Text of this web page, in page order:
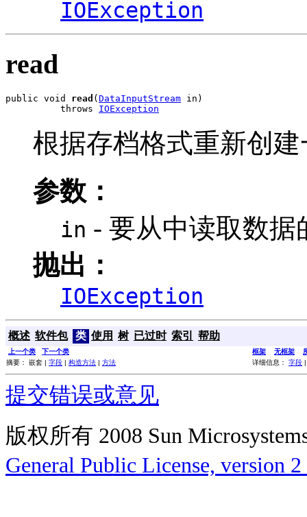
IOException
read
public void read (DataInputStream in)
          throws
IOException
根据存档格式重新创
参数：
in - 要从中读取数
抛出：
IOException
概述 软件包 类 使用 树 已过时 索引 帮助
上一个类 下一个类 框架 无框架
摘要： 嵌套 | 字段 | 构造方法 | 方法 详细信息： 字段
提交错误或意见
版权所有 2008 Sun
General Public License, version